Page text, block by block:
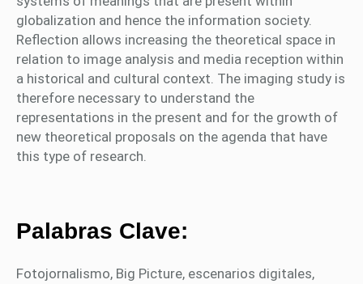
globalization and hence the information society.
Reflection allows increasing the theoretical space in
relation to image analysis and media reception within
a historical and cultural context. The imaging study is
therefore necessary to understand the
representations in the present and for the growth of
new theoretical proposals on the agenda that have
this type of research.
Palabras Clave:
Fotojornalismo, Big Picture, escenarios digitales,